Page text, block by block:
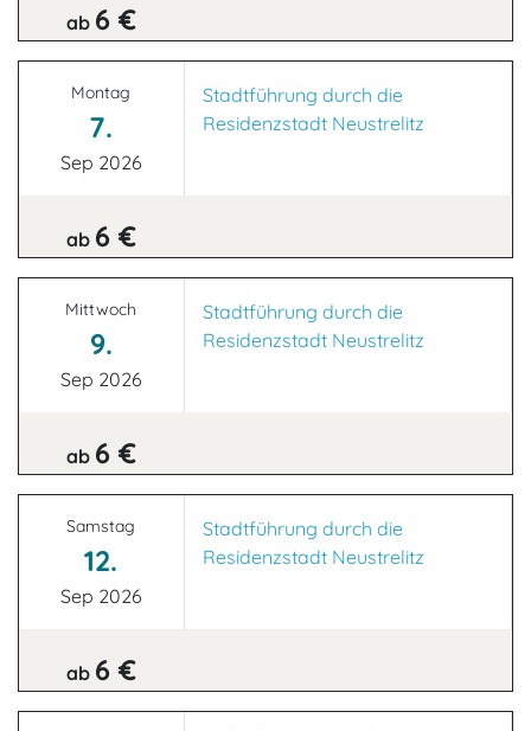
ab 6 €
Montag
7.
Sep 2026
Stadtführung durch die
Residenzstadt Neustrelitz
ab 6 €
Mittwoch
9.
Sep 2026
Stadtführung durch die
Residenzstadt Neustrelitz
ab 6 €
Samstag
12.
Sep 2026
Stadtführung durch die
Residenzstadt Neustrelitz
ab 6 €